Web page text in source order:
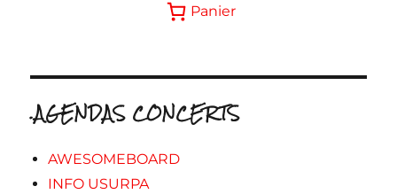
Panier
.AGENDAS CONCERTS
AWESOMEBOARD
INFO USURPA